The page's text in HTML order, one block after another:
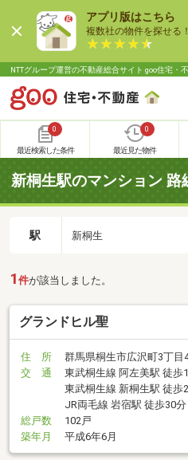
アプリ版はこちら
複数社の物件を探せる！
NTTグループ運営の不動産総合サイト goo住宅・
0
最近検索した条件
0
最近見た物件
新桐生駅のマンション 路
駅 新桐生
1 件が該当しました。
グランドヒル聖
住 所
群馬県桐生市広沢町3丁目
交 通
東武桐生線 阿左美駅 徒歩
東武桐生線 新桐生駅 徒歩
JR両毛線 岩宿駅 徒歩30分
総戸数
102戸
築年月
平成6年6月